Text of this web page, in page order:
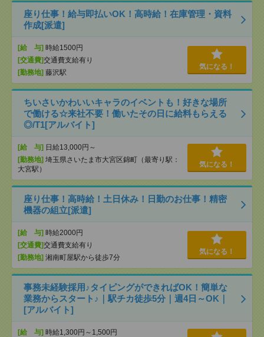
座り仕事！給与即払いOK！高時給！在庫管理・資料
作成[派遣]
[給 与] 時給1500円
[交通費]交通費支給有り
[勤務地] 藤沢駅
気になる！
ちいさいかわいいキャラのイベントも！好きな場所
で働ける☆来社不要！働いたその日に給料もらえる
◎/T1[アルバイト]
[給 与] 日給13,000円～
[勤務地] 埼玉県さいたま市大宮区錦町（最寄り駅：
大宮駅）
気になる！
座り仕事！高時給！土日休み！日勤のお仕事！精密
機器の組立[派遣]
[給 与] 時給2000円
[交通費]交通費支給有り
[勤務地] 湘南町屋駅から徒歩7分
気になる！
事務未経験採用♪タイピングができればOK！簡単な
業務からスタート♪｜駅チカ徒歩5分｜週4日～OK｜
[アルバイト]
[給 与] 時給1,300円～1,500円